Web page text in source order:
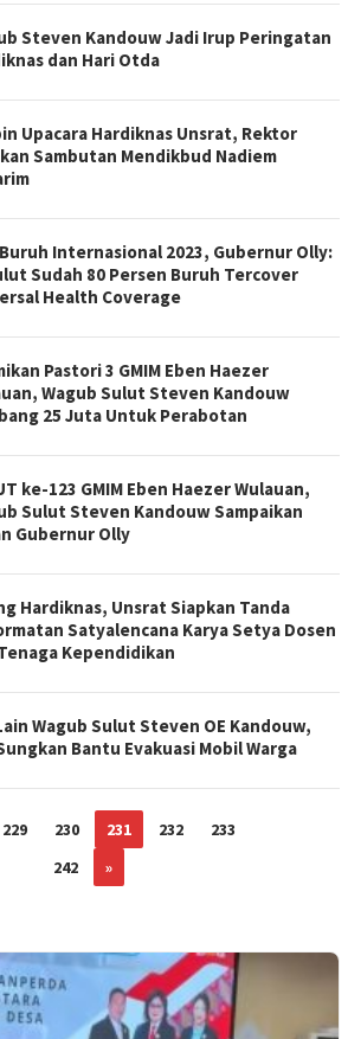
Steven Kandouw Jadi Irup Peringatan
dan Hari Otda
Upacara Hardiknas Unsrat, Rektor
Sambutan Mendikbud Nadiem
Internasional 2023, Gubernur Olly:
Sudah 80 Persen Buruh Tercover
Health Coverage
Pastori 3 GMIM Eben Haezer
Wagub Sulut Steven Kandouw
25 Juta Untuk Perabotan
ke-123 GMIM Eben Haezer Wulauan,
Sulut Steven Kandouw Sampaikan
Gubernur Olly
Hardiknas, Unsrat Siapkan Tanda
Satyalencana Karya Setya Dosen
Kependidikan
Wagub Sulut Steven OE Kandouw,
Bantu Evakuasi Mobil Warga
229 230 231 232 233
242
»